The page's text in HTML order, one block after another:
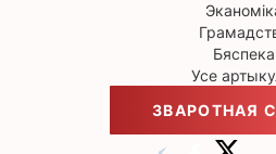
Бяспека
Усе
ЗВАРОТНАЯ